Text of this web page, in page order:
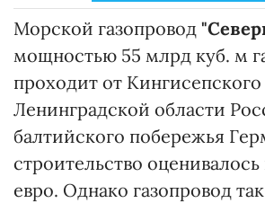
Морской газопровод
мощностью 55 млрд куб. м
проходит от
Ленинградской области
балтийского побережья
строительство
евро. Однако газопровод